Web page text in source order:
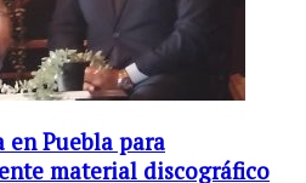
en Puebla para
material discográfico